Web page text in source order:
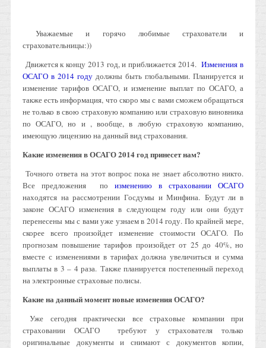
Уважаемые и горячо любимые страхователи и
страховательницы:))
Движется к концу 2013 год, и приближается 2014.Изменения в
ОСАГО в 2014 году должны быть глобальными. Планируется и
изменение тарифов ОСАГО, и изменение выплат по ОСАГО, а
также есть информация, что скоро мы с вами сможем обращаться
не только в свою страховую компанию или страховую виновника
по ОСАГО, но и , вообще, в любую страховую компанию,
имеющую лицензию на данный вид страхования.
Какие изменения в ОСАГО 2014 год принесет нам?
Точного ответа на этот вопрос пока не знает абсолютно никто.
Все предложения по изменению в страховании ОСАГО
находятся на рассмотрении Госдумы и Минфина. Будут ли в
законе ОСАГО изменения в следующем году или они будут
перенесены мы с вами уже узнаем в 2014 году. По крайней мере,
скорее всего произойдет изменение стоимости ОСАГО. По
прогнозам повышение тарифов произойдет от 25 до 40%, но
вместе с изменениями в тарифах должна увеличиться и сумма
выплаты в 3 – 4 раза. Также планируется постепенный переход
на электронные страховые полисы.
Какие на данный момент новые изменения ОСАГО?
Уже сегодня практически все страховые компании при
страховании ОСАГО требуют у страхователя только
оригинальные документы и снимают с документов копии,